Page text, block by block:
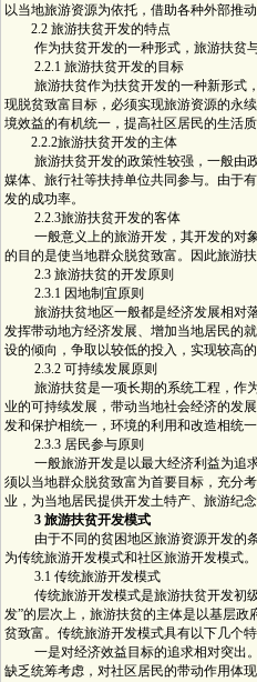
以当地旅游资源为依托，借助各种外部推
2.2 旅游扶贫开发的特点
作为扶贫开发的一种形式，旅游扶贫与
2.2.1 旅游扶贫开发的目标
旅游扶贫作为扶贫开发的一种新形式，
现脱贫致富目标，必须实现旅游资源的永
境效益的有机统一，提高社区居民的生活质
2.2.2旅游扶贫开发的主体
旅游扶贫开发的政策性较强，一般由政
媒体、旅行社等扶持单位共同参与。由于
发的成功率。
2.2.3旅游扶贫开发的客体
一般意义上的旅游开发，其开发的对象
的目的是使当地群众脱贫致富。因此旅游
2.3 旅游扶贫的开发原则
2.3.1 因地制宜原则
旅游扶贫地区一般都是经济发展相对落
发挥带动地方经济发展、增加当地居民的
设的倾向，争取以较低的投入，实现较高的
2.3.2 可持续发展原则
旅游扶贫是一项长期的系统工程，作为
业的可持续发展，带动当地社会经济的发
发和保护相统一，环境的利用和改造相统
2.3.3 居民参与原则
一般旅游开发是以最大经济利益为追求
须以当地群众脱贫致富为首要目标，充分
业，为当地居民提供开发土特产、旅游纪
3 旅游扶贫开发模式
由于不同的贫困地区旅游资源开发的条
为传统旅游开发模式和社区旅游开发模式。
3.1 传统旅游开发模式
传统旅游开发模式是旅游扶贫开发初级
发”的层次上，旅游扶贫的主体是以基层
贫致富。传统旅游开发模式具有以下几个特
一是对经济效益目标的追求相对突出。
缺乏统筹考虑，对社区居民的带动作用体现